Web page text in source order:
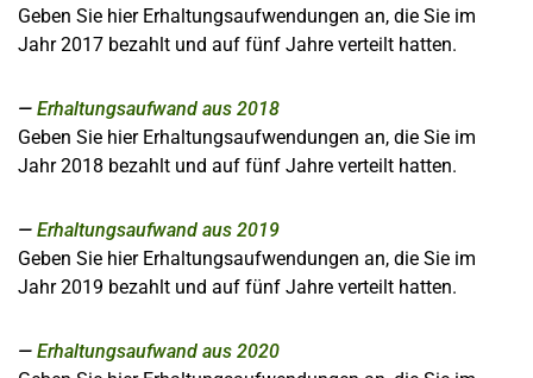
Geben Sie hier Erhaltungsaufwendungen an, die Sie im
Jahr 2017 bezahlt und auf fünf Jahre verteilt hatten.
Erhaltungsaufwand aus 2018
Geben Sie hier Erhaltungsaufwendungen an, die Sie im
Jahr 2018 bezahlt und auf fünf Jahre verteilt hatten.
Erhaltungsaufwand aus 2019
Geben Sie hier Erhaltungsaufwendungen an, die Sie im
Jahr 2019 bezahlt und auf fünf Jahre verteilt hatten.
Erhaltungsaufwand aus 2020